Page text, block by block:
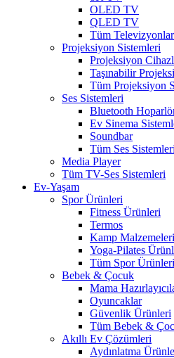
OLED TV
QLED TV
Tüm Televizyonlar
Projeksiyon Sistemleri
Projeksiyon
Taşınabilir
Tüm Projeksiyon
Ses Sistemleri
Bluetooth
Ev Sinema
Soundbar
Tüm Ses Sistemleri
Media Player
Tüm TV-Ses Sistemleri
Ev-Yaşam
Spor Ürünleri
Fitness Ürünleri
Termos
Kamp
Yoga-Pilates
Tüm Spor Ürünleri
Bebek & Çocuk
Mama
Oyuncaklar
Güvenlik Ürünleri
Tüm Bebek &
Akıllı Ev Çözümleri
Aydınlatma